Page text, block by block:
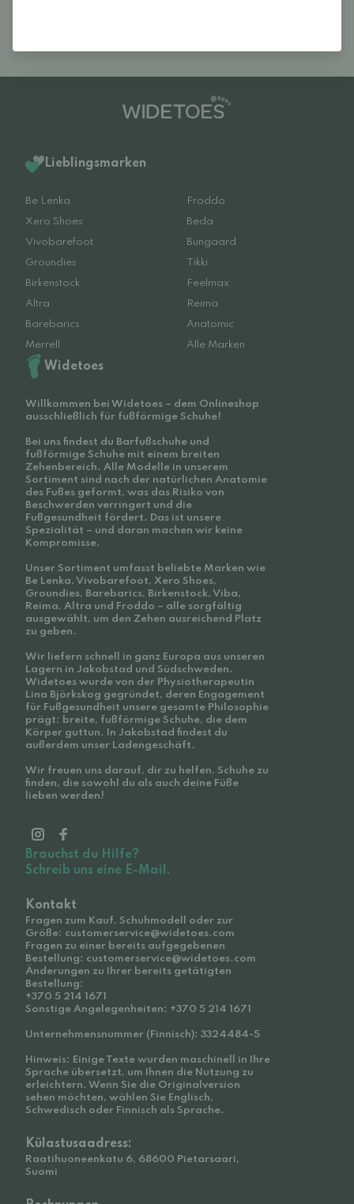
Lieblingsmarken
Be Lenka
Froddo
Xero Shoes
Beda
Vivobarefoot
Bungaard
Groundies
Tikki
Birkenstock
Feelmax
Altra
Reima
Barebarics
Anatomic
Merrell
Alle Marken
Widetoes
Willkommen bei Widetoes – dem Onlineshop
ausschließlich für fußförmige Schuhe!
Bei uns findest du Barfußschuhe und
fußförmige Schuhe mit einem breiten
Zehenbereich. Alle Modelle in unserem
Sortiment sind nach der natürlichen Anatomie
des Fußes geformt, was das Risiko von
Beschwerden verringert und die
Fußgesundheit fördert. Das ist unsere
Spezialität – und daran machen wir keine
Kompromisse.
Unser Sortiment umfasst beliebte Marken wie
Be Lenka, Vivobarefoot, Xero Shoes,
Groundies, Barebarics, Birkenstock, Viba,
Reima, Altra und Froddo – alle sorgfältig
ausgewählt, um den Zehen ausreichend Platz
zu geben.
Wir liefern schnell in ganz Europa aus unseren
Lagern in Jakobstad und Südschweden.
Widetoes wurde von der Physiotherapeutin
Lina Björkskog gegründet, deren Engagement
für Fußgesundheit unsere gesamte Philosophie
prägt: breite, fußförmige Schuhe, die dem
Körper guttun. In Jakobstad findest du
außerdem unser Ladengeschäft.
Wir freuen uns darauf, dir zu helfen, Schuhe zu
finden, die sowohl du als auch deine Füße
lieben werden!
Brauchst du Hilfe?
Schreib uns eine E-Mail.
Kontakt
Fragen zum Kauf, Schuhmodell oder zur
Größe: customerservice@widetoes.com
Fragen zu einer bereits aufgegebenen
Bestellung: customerservice@widetoes.com
Änderungen zu Ihrer bereits getätigten
Bestellung:
+370 5 214 1671
Sonstige Angelegenheiten: +370 5 214 1671
Unternehmensnummer (Finnisch): 3324484-5
Hinweis: Einige Texte wurden maschinell in Ihre
Sprache übersetzt, um Ihnen die Nutzung zu
erleichtern. Wenn Sie die Originalversion
sehen möchten, wählen Sie Englisch,
Schwedisch oder Finnisch als Sprache.
Külastusaadress:
Raatihuoneenkatu 6, 68600 Pietarsaari,
Suomi